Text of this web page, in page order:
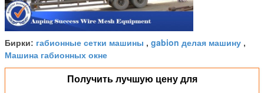
Бирки: габионные сетки машины , gabion делая машину ,
Машина габионных окне
Получить лучшую цену для